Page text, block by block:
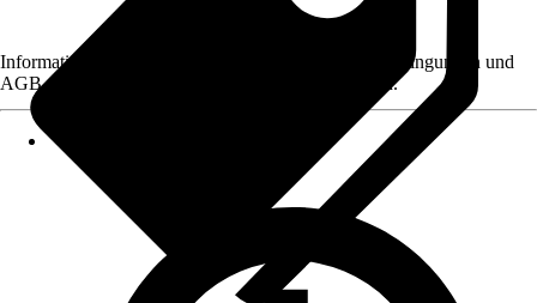
Informationen des Verkäufers, wie z. B. Rückgabebedingungen und
AGB, finden Sie bei Klick auf den Verkäufernamen.